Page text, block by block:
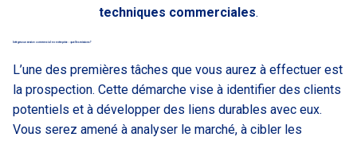
techniques commerciales.
Intégrez un service commercial en entreprise : quelles missions ?
L’une des premières tâches que vous aurez à effectuer est
la prospection. Cette démarche vise à identifier des clients
potentiels et à développer des liens durables avec eux.
Vous serez amené à analyser le marché, à cibler les